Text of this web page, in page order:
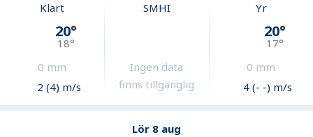
Klart
20°
18°
0 mm
2 (4) m/s
SMHI
Ingen data
finns tillgänglig
Yr
20°
17°
0 mm
4 (- -) m/s
Lör 8 aug